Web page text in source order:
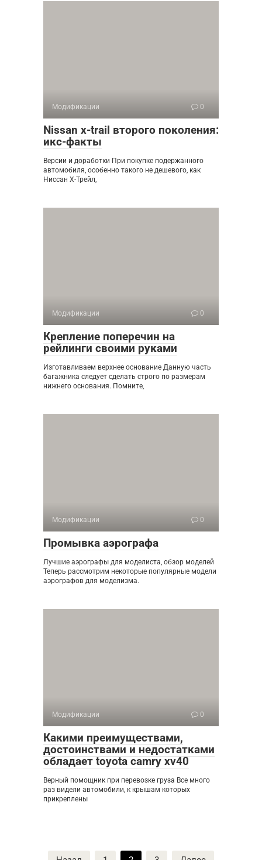
Модификации 0
Nissan x-trail второго поколения:
икс-факты
Версии и доработки При покупке подержанного
автомобиля, особенно такого не дешевого, как
Ниссан Х-Трейл,
Модификации 0
Крепление поперечин на
рейлинги своими руками
Изготавливаем верхнее основание Данную часть
багажника следует сделать строго по размерам
нижнего основания. Помните,
Модификации 0
Промывка аэрографа
Лучшие аэрографы для моделиста, обзор моделей
Теперь рассмотрим некоторые популярные модели
аэрографов для моделизма.
Модификации 0
Какими преимуществами,
достоинствами и недостатками
обладает toyota camry xv40
Верный помощник при перевозке груза Все много
раз видели автомобили, к крышам которых
прикреплены